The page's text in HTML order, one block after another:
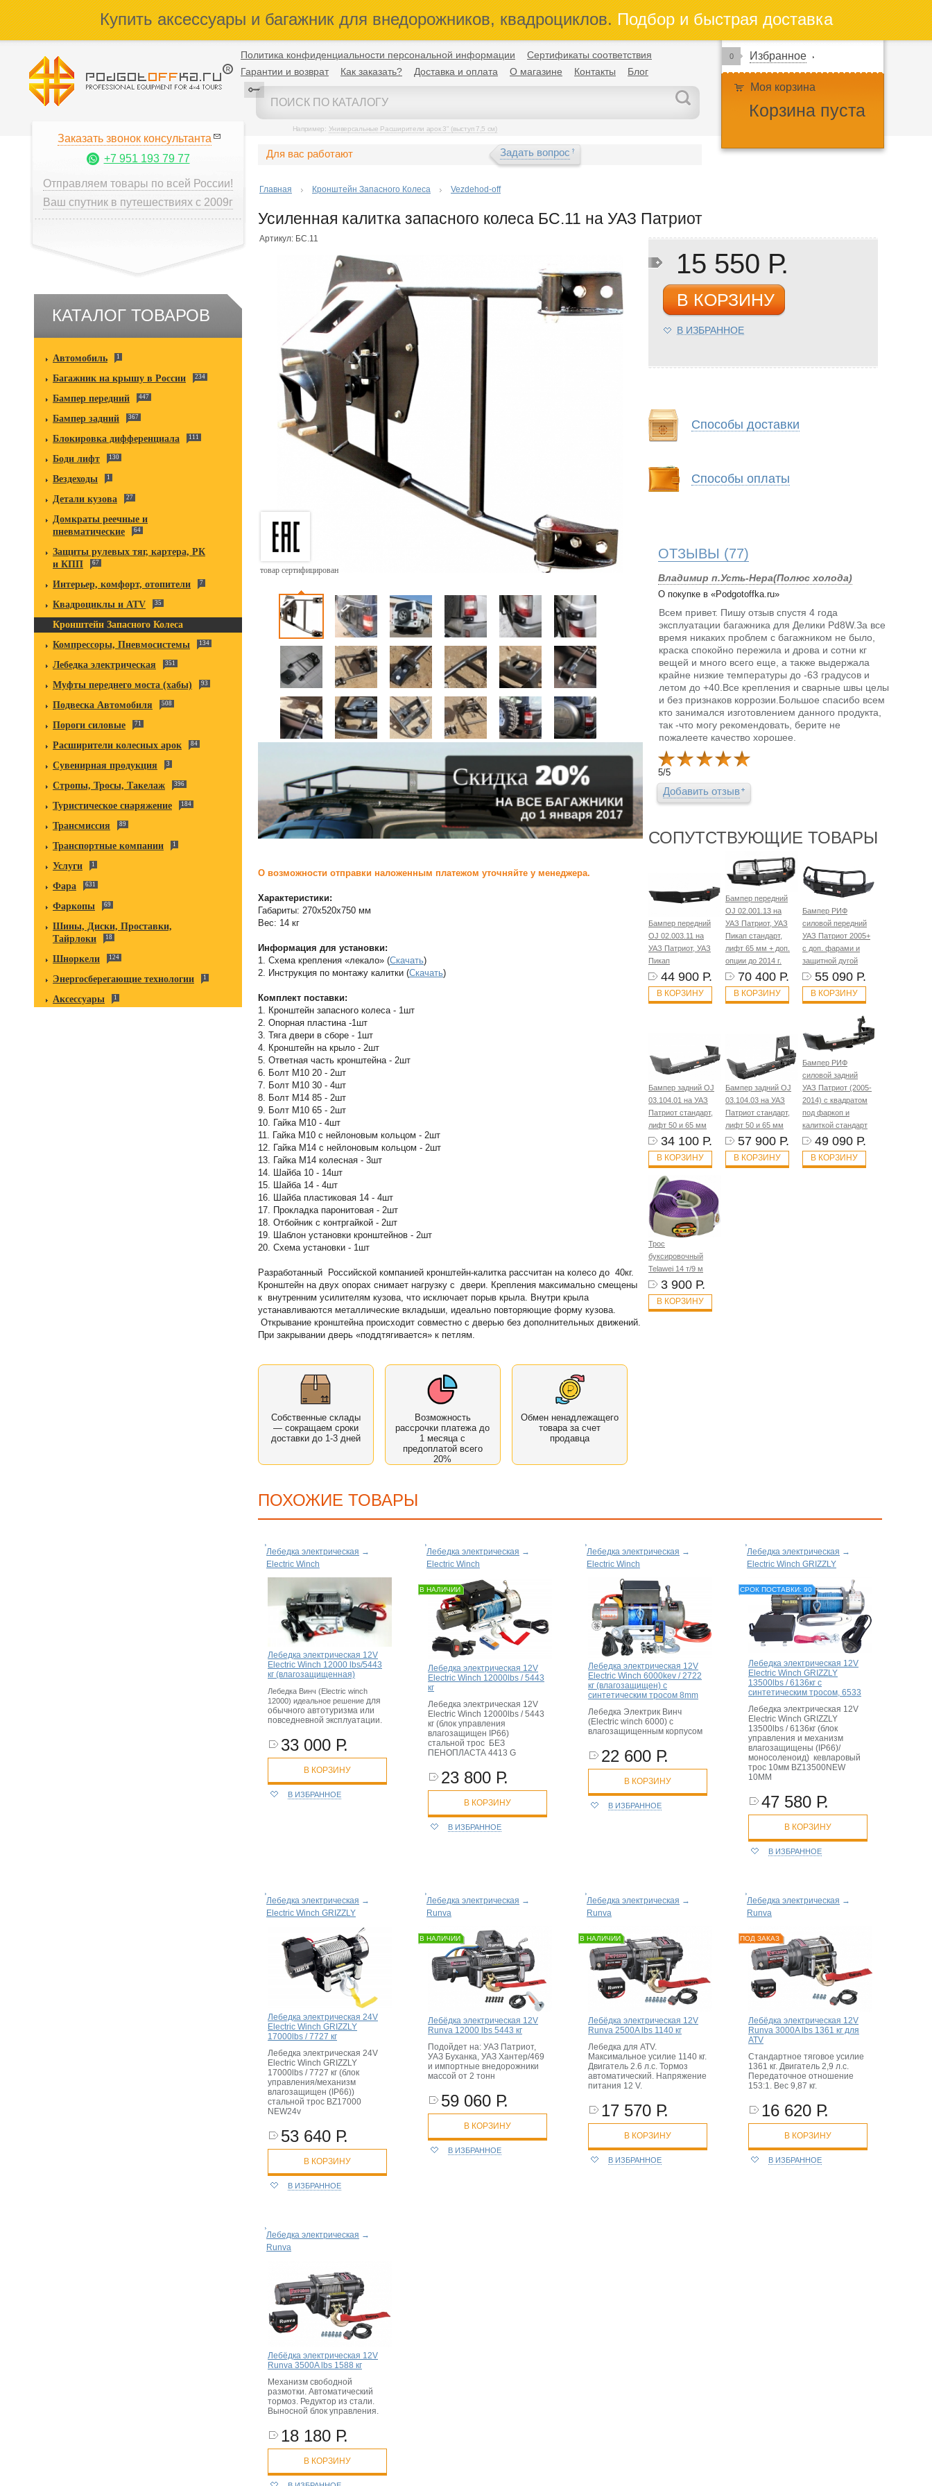
Купить аксессуары и багажник для внедорожников, квадроциклов.Подбор и быстрая доставка
Политика конфиденциальности персональной информации
Сертификаты соответствия
Гарантии и возврат
Как заказать? Доставка и оплата О магазине Контакты Блог
Например: Универсальные Расширители арок 3" (выступ 7,5 см)
0 Избранное
Моя корзина
Корзина пуста
Заказать звонок консультанта
+7 951 193 79 77
Отправляем товары по всей России!
Ваш спутник в путешествиях с 2009г
КАТАЛОГ ТОВАРОВ
Автомобиль 1
Багажник на крышу в России 234
Бампер передний 447
Бампер задний 367
Блокировка дифференциала 111
Боди лифт 130
Вездеходы 1
Детали кузова 27
Домкраты реечные и
пневматические
64
Защиты рулевых тяг, картера, РК
и КПП
67
Интерьер, комфорт, отопители 7
Квадроциклы и ATV 35
Кронштейн Запасного Колеса
Компрессоры, Пневмосистемы
134
Лебедка электрическая 351
Муфты переднего моста (хабы) 93
Подвеска Автомобиля 508
Пороги силовые 71
Расширители колесных арок 84
Сувенирная продукция 3
Стропы, Тросы, Такелаж 396
Туристическое снаряжение 184
Трансмиссия 89
Транспортные компании 1
Услуги 1
Фара 631
Фаркопы 69
Шины, Диски, Проставки,
Тайрлоки
18
Шноркели 124
Энергосберегающие технологии 1
Аксессуары 1
Для вас работают Задать вопрос
Главная Кронштейн Запасного Колеса Vezdehod-off
Усиленная калитка запасного колеса БС.11 на УАЗ Патриот
Артикул: БС.11
товар сертифицирован
О возможности отправки наложенным платежом уточняйте у менеджера.
Характеристики:
Габариты: 270х520х750 мм
Вес: 14 кг
Информация для установки:
1. Схема крепления «лекало» (Скачать)
2. Инструкция по монтажу калитки (Скачать)
Комплект поставки:
1. Кронштейн запасного колеса - 1шт
2. Опорная пластина -1шт
3. Тяга двери в сборе - 1шт
4. Кронштейн на крыло - 2шт
5. Ответная часть кронштейна - 2шт
6. Болт М10 20 - 2шт
7. Болт М10 30 - 4шт
8. Болт М14 85 - 2шт
9. Болт М10 65 - 2шт
10. Гайка М10 - 4шт
11. Гайка М10 с нейлоновым кольцом - 2шт
12. Гайка М14 с нейлоновым кольцом - 2шт
13. Гайка М14 колесная - 3шт
14. Шайба 10 - 14шт
15. Шайба 14 - 4шт
16. Шайба пластиковая 14 - 4шт
17. Прокладка паронитовая - 2шт
18. Отбойник с контргайкой - 2шт
19. Шаблон установки кронштейнов - 2шт
20. Схема установки - 1шт
Разработанный Российской компанией кронштейн-калитка рассчитан на колесо до 40кг.
Кронштейн на двух опорах снимает нагрузку с двери. Крепления максимально смещены
к внутренним усилителям кузова, что исключает порыв крыла. Внутри крыла
устанавливаются металлические вкладыши, идеально повторяющие форму кузова.
Открывание кронштейна происходит совместно с дверью без дополнительных движений.
При закрывании дверь «поддтягивается» к петлям.
Собственные склады
— сокращаем сроки
доставки до 1-3 дней
Возможность
рассрочки платежа до
1 месяца с
предоплатой всего
20%
Обмен ненадлежащего
товара за счет
продавца
15 550 Р.
В КОРЗИНУ
В ИЗБРАННОЕ
Способы доставки
Способы оплаты
ОТЗЫВЫ (77)
Владимир п.Усть-Нера(Полюс холода)
О покупке в «Podgotoffka.ru»
Всем привет. Пишу отзыв спустя 4 года
эксплуатации багажника для Делики Pd8W.За все
время никаких проблем с багажником не было,
краска спокойно пережила и дрова и сотни кг
вещей и много всего еще, а также выдержала
крайне низкие температуры до -63 градусов и
летом до +40.Все крепления и сварные швы целы
и без признаков коррозии.Большое спасибо всем
кто занимался изготовлением данного продукта,
так -что могу рекомендовать, берите не
пожалеете качество хорошее.
5/5
Добавить отзыв
СОПУТСТВУЮЩИЕ ТОВАРЫ
Бампер передний
OJ 02.003.11 на
УАЗ Патриот, УАЗ
Пикап
44 900 Р.
В КОРЗИНУ
Бампер передний
OJ 02.001.13 на
УАЗ Патриот, УАЗ
Пикап стандарт,
лифт 65 мм + доп.
опции до 2014 г.
70 400 Р.
В КОРЗИНУ
Бампер РИФ
силовой передний
УАЗ Патриот 2005+
с доп. фарами и
защитной дугой
55 090 Р.
В КОРЗИНУ
Бампер задний OJ
03.104.01 на УАЗ
Патриот стандарт,
лифт 50 и 65 мм
34 100 Р.
В КОРЗИНУ
Бампер задний OJ
03.104.03 на УАЗ
Патриот стандарт,
лифт 50 и 65 мм
57 900 Р.
В КОРЗИНУ
Бампер РИФ
силовой задний
УАЗ Патриот (2005-
2014) с квадратом
под фаркоп и
калиткой стандарт
49 090 Р.
В КОРЗИНУ
Трос
буксировочный
Telawei 14 т/9 м
3 900 Р.
В КОРЗИНУ
ПОХОЖИЕ ТОВАРЫ
Лебедка электрическая →
Electric Winch
Лебедка электрическая 12V
Electric Winch 12000 lbs/5443
кг (влагозащищенная)
Лебедка Винч (Electric winch
12000) идеальное решение для
обычного автотуризма или
повседневной эксплуатации.
33 000 Р.
В КОРЗИНУ
В ИЗБРАННОЕ
Лебедка электрическая →
Electric Winch
В НАЛИЧИИ
Лебедка электрическая 12V
Electric Winch 12000lbs / 5443
кг
Лебедка электрическая 12V
Electric Winch 12000lbs / 5443
кг (блок управления
влагозащищен IP66)
стальной трос БЕЗ
ПЕНОПЛАСТА 4413 G
23 800 Р.
В КОРЗИНУ
В ИЗБРАННОЕ
Лебедка электрическая →
Electric Winch
Лебедка электрическая 12V
Electric Winch 6000kev / 2722
кг (влагозащищен) с
синтетическим тросом 8mm
Лебедка Электрик Винч
(Electric winch 6000) с
влагозащищенным корпусом
22 600 Р.
В КОРЗИНУ
В ИЗБРАННОЕ
Лебедка электрическая →
Electric Winch GRIZZLY
СРОК ПОСТАВКИ: 90
Лебедка электрическая 12V
Electric Winch GRIZZLY
13500lbs / 6136кг с
синтетическим тросом, 6533
Лебедка электрическая 12V
Electric Winch GRIZZLY
13500lbs / 6136кг (блок
управления и механизм
влагозащищены (IP66)/
моносоленоид) кевларовый
трос 10мм BZ13500NEW
10MM
47 580 Р.
В КОРЗИНУ
В ИЗБРАННОЕ
Лебедка электрическая →
Electric Winch GRIZZLY
Лебедка электрическая 24V
Electric Winch GRIZZLY
17000lbs / 7727 кг
Лебедка электрическая 24V
Electric Winch GRIZZLY
17000lbs / 7727 кг (блок
управления/механизм
влагозащищен (IP66))
стальной трос BZ17000
NEW24v
53 640 Р.
В КОРЗИНУ
В ИЗБРАННОЕ
Лебедка электрическая →
Runva
В НАЛИЧИИ
Лебёдка электрическая 12V
Runva 12000 lbs 5443 кг
Подойдет на: УАЗ Патриот,
УАЗ Буханка, УАЗ Хантер/469
и импортные внедорожники
массой от 2 тонн
59 060 Р.
В КОРЗИНУ
В ИЗБРАННОЕ
Лебедка электрическая →
Runva
В НАЛИЧИИ
Лебёдка электрическая 12V
Runva 2500A lbs 1140 кг
Лебедка для ATV.
Максимальное усилие 1140 кг.
Двигатель 2.6 л.с. Тормоз
автоматический. Напряжение
питания 12 V.
17 570 Р.
В КОРЗИНУ
В ИЗБРАННОЕ
Лебедка электрическая →
Runva
ПОД ЗАКАЗ
Лебёдка электрическая 12V
Runva 3000A lbs 1361 кг для
ATV
Стандартное тяговое усилие
1361 кг. Двигатель 2,9 л.с.
Передаточное отношение
153:1. Вес 9,87 кг.
16 620 Р.
В КОРЗИНУ
В ИЗБРАННОЕ
Лебедка электрическая →
Runva
Лебёдка электрическая 12V
Runva 3500A lbs 1588 кг
Механизм свободной
размотки. Автоматический
тормоз. Редуктор из стали.
Выносной блок управления.
18 180 Р.
В КОРЗИНУ